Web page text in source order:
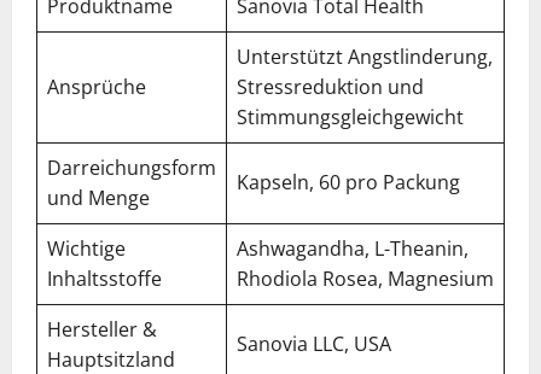
Produktname
Sanovia Total Health
Ansprüche
Unterstützt Angstlinderung,
Stressreduktion und
Stimmungsgleichgewicht
Darreichungsform
und Menge
Kapseln, 60 pro Packung
Wichtige
Inhaltsstoffe
Ashwagandha, L-Theanin,
Rhodiola Rosea, Magnesium
Hersteller &
Hauptsitzland
Sanovia LLC, USA